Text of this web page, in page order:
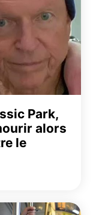
Park,
alors
le